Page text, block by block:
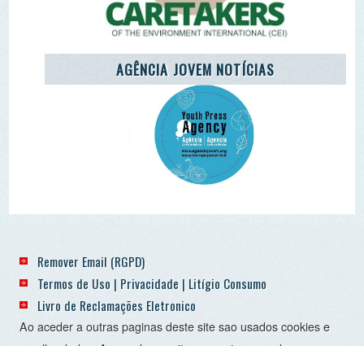
Livro de Reclamações Eletronico
Ao aceder a outras paginas deste site sao usados cookies e
recolha dados. Ao aceder ao site consente o uso dos
mesmo sob o RGPD. Sim.